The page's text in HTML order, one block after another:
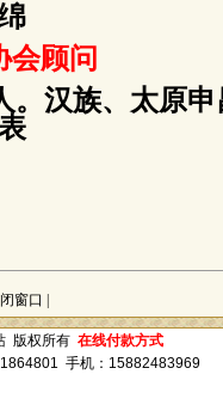
会顾问
。汉族、太原
窗口
版权所有 在线付款方式
手机：15882483969